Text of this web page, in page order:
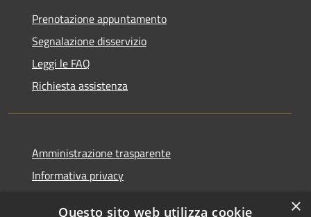
Prenotazione appuntamento
Segnalazione disservizio
Leggi le FAQ
Richiesta assistenza
Amministrazione trasparente
Informativa privacy
×
Questo sito web utilizza cookie